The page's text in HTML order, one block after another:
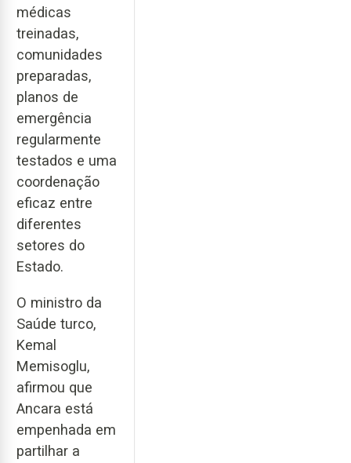
médicas
treinadas,
comunidades
preparadas,
planos de
emergência
regularmente
testados e uma
coordenação
eficaz entre
diferentes
setores do
Estado.
O ministro da
Saúde turco,
Kemal
Memisoglu,
afirmou que
Ancara está
empenhada em
partilhar a